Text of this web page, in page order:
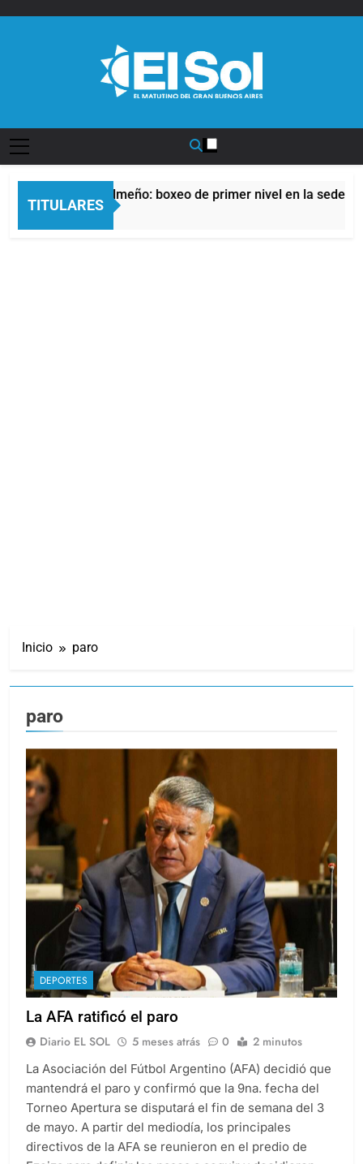
TITULARES
Afro Quilmeño: boxeo de primer nivel en la sede de Quilmes
Inicio paro
paro
DEPORTES
La AFA ratificó el paro
Diario EL SOL 5 meses atrás 0 2 minutos
La Asociación del Fútbol Argentino (AFA) decidió que
mantendrá el paro y confirmó que la 9na. fecha del
Torneo Apertura se disputará el fin de semana del 3
de mayo. A partir del mediodía, los principales
directivos de la AFA se reunieron en el predio de